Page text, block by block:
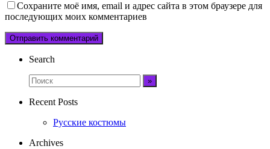
Сохраните моё имя, email и адрес сайта в этом браузере для
последующих моих комментариев
Search
Recent Posts
Русские костюмы
Archives